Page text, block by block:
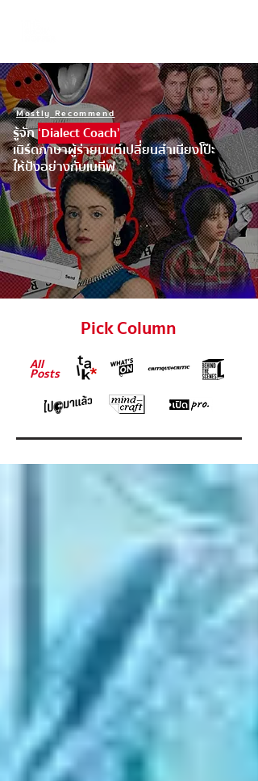
Mostly Recommend
รู้จัก‘Dialect Coach’
เนิร์ดภาษาผู้ร่ายมนต์เปลี่ยนสำเนียงโป๊ะ
ให้ปังอย่างกับเนทีฟ
Pick Column
All
Posts